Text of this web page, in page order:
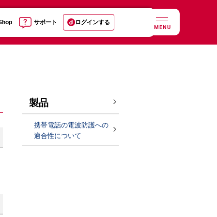
サポート ログインする
MENU
製品
携帯電話の電波防護への
適合性について